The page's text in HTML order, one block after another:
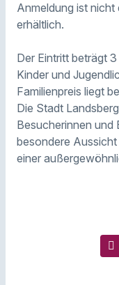
Anmeldung ist
erhältlich.
Der Eintritt beträgt
Kinder und
Familienpreis liegt
Die Stadt
Besucherinnen und
besondere
einer